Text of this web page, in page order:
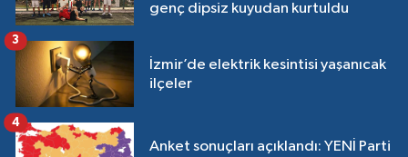
genç dipsiz kuyudan kurtuldu
İzmir’de elektrik kesintisi yaşanıcak
ilçeler
3
Anket sonuçları açıklandı: YENİ Parti
4